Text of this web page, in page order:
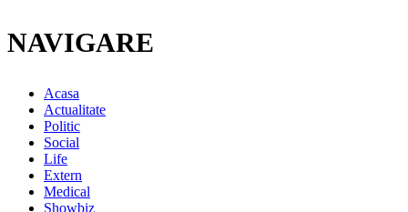
NAVIGARE
Acasa
Actualitate
Politic
Social
Life
Extern
Medical
Showbiz